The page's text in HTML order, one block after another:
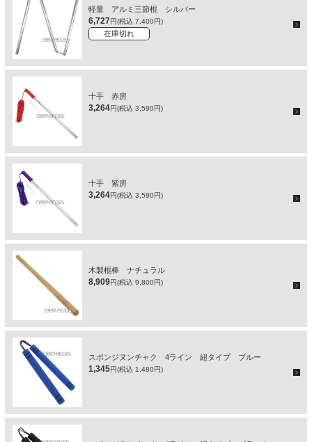
軽量 アルミ三節棍 シルバー
6,727円(税込 7,400円)
在庫切れ
十手 赤房
3,264円(税込 3,590円)
十手 紫房
3,264円(税込 3,590円)
木製棍棒 ナチュラル
8,909円(税込 9,800円)
スポンジヌンチャク 4ライン 紐タイプ ブルー
1,345円(税込 1,480円)